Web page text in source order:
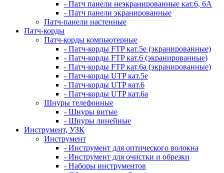
- Патч панели неэкранированные кат.6, 6А
- Патч панели экранированные
Патч-панели настенные
Патч-корды
Патч-корды компьютерные
- Патч-корды FTP кат.5е (экранированные)
- Патч-корды FTP кат.6 (экранированные)
- Патч-корды FTP кат.6а (экранированные)
- Патч-корды UTP кат.5е
- Патч-корды UTP кат.6
- Патч-корды UTP кат.6а
Шнуры телефонные
- Шнуры витые
- Шнуры линейные
Инструмент, УЗК
Инструмент
- Инструмент для оптического волокна
- Инструмент для очистки и обрезки
- Наборы инструментов